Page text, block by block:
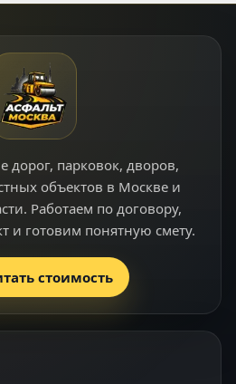
дорог, парковок, дворов,
объектов в Москве и
Работаем по договору,
и готовим понятную смету.
стоимость